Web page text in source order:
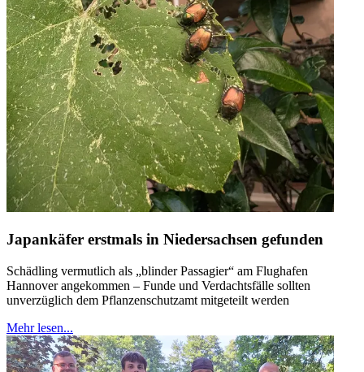
Japankäfer erstmals in Niedersachsen gefunden
Schädling vermutlich als „blinder Passagier“ am Flughafen
Hannover angekommen – Funde und Verdachtsfälle sollten
unverzüglich dem Pflanzenschutzamt mitgeteilt werden
Mehr lesen...